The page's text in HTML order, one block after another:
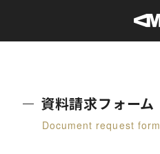
資料請求フォーム
Document request form